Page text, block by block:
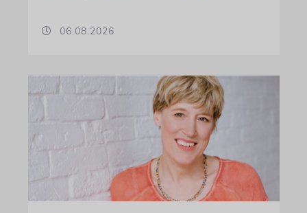
06.08.2026